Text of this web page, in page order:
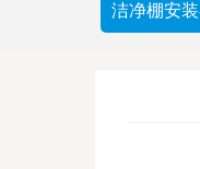
洁净棚安